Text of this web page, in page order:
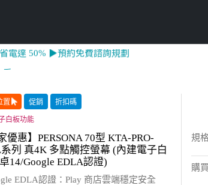
看
置 促銷 折扣碼
白板功能
優惠】PERSONA 70型 KTA-PRO-
列 真4K 多點觸控螢幕 (內建電子白
14/Google EDLA認證)
EDLA認證：Play 商店雲端穩定安全
規
購